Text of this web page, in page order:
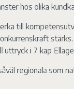
hos olika
till
i 7 kap
regionala som